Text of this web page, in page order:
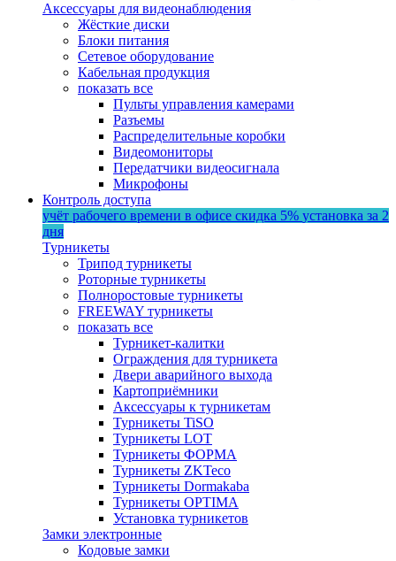
Аксессуары для видеонаблюдения
Жёсткие диски
Блоки питания
Сетевое оборудование
Кабельная продукция
показать все
Пульты управления камерами
Разъемы
Распределительные коробки
Видеомониторы
Передатчики видеосигнала
Микрофоны
Контроль доступа
учёт рабочего времени в офисе скидка 5% установка за 2
дня
Турникеты
Трипод турникеты
Роторные турникеты
Полноростовые турникеты
FREEWAY турникеты
показать все
Турникет-калитки
Ограждения для турникета
Двери аварийного выхода
Картоприёмники
Аксессуары к турникетам
Турникеты TiSO
Турникеты LOT
Турникеты ФОРМА
Турникеты ZKTeco
Турникеты Dormakaba
Турникеты OPTIMA
Установка турникетов
Замки электронные
Кодовые замки